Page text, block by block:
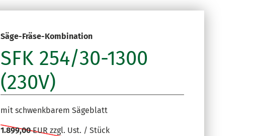
Säge-Fräse-Kombination
SFK 254/30-1300
(230V)
mit schwenkbarem Sägeblatt
1.899,00EUR zzgl. Ust. / Stück